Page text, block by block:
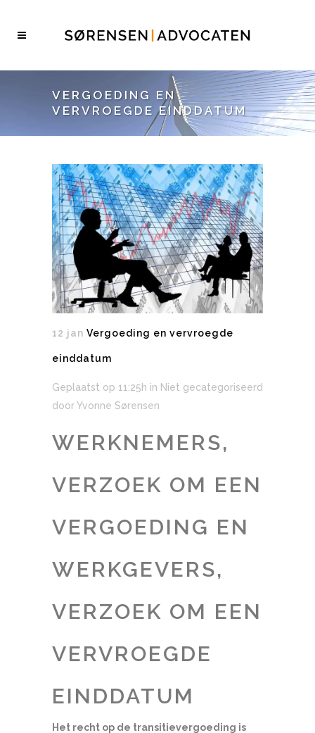
VERGOEDING EN
VERVROEGDE EINDDATUM
12 jan Vergoeding en vervroegde
einddatum
Geplaatst op 11:25h in Niet gecategoriseerd
doorYvonne Sørensen
WERKNEMERS,
VERZOEK OM EEN
VERGOEDING EN
WERKGEVERS,
VERZOEK OM EEN
VERVROEGDE
EINDDATUM
Het recht op de transitievergoeding is